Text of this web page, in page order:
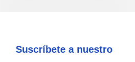
Suscríbete a nuestro